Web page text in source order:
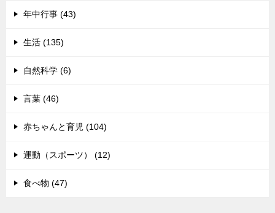
年中行事 (43)
生活 (135)
自然科学 (6)
言葉 (46)
赤ちゃんと育児 (104)
運動（スポーツ） (12)
食べ物 (47)